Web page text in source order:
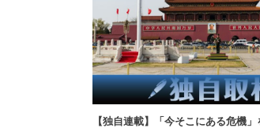
【独自連載】「今そこにある危機